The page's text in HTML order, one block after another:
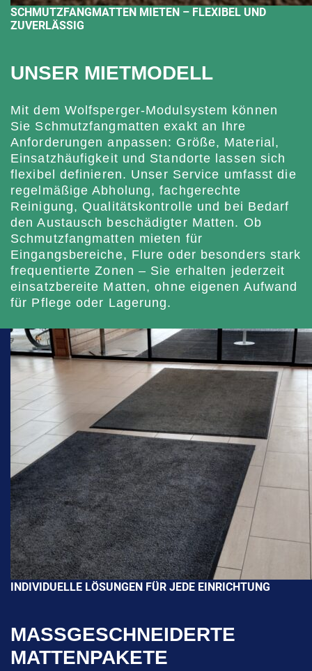
SCHMUTZFANGMATTEN MIETEN – FLEXIBEL UND
ZUVERLÄSSIG
UNSER MIETMODELL
Mit dem Wolfsperger-Modulsystem können
Sie Schmutzfangmatten exakt an Ihre
Anforderungen anpassen: Größe, Material,
Einsatzhäufigkeit und Standorte lassen sich
flexibel definieren. Unser Service umfasst die
regelmäßige Abholung, fachgerechte
Reinigung, Qualitätskontrolle und bei Bedarf
den Austausch beschädigter Matten. Ob
Schmutzfangmatten mieten für
Eingangsbereiche, Flure oder besonders stark
frequentierte Zonen – Sie erhalten jederzeit
einsatzbereite Matten, ohne eigenen Aufwand
für Pflege oder Lagerung.
INDIVIDUELLE LÖSUNGEN FÜR JEDE EINRICHTUNG
MASSGESCHNEIDERTE M
ATTENPAKETE